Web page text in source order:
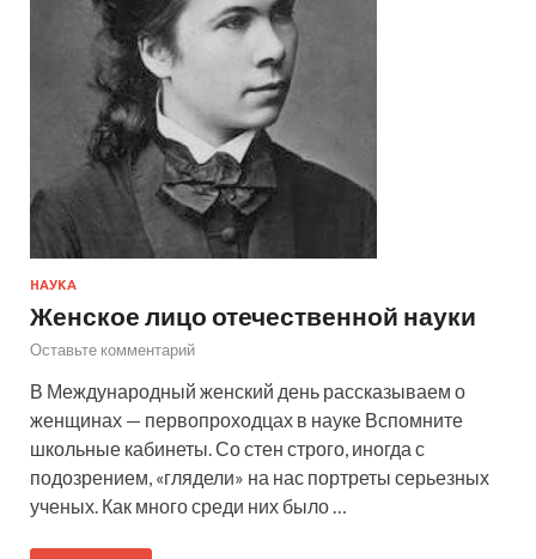
НАУКА
Женское лицо отечественной науки
Оставьте комментарий
В Международный женский день рассказываем о
женщинах — первопроходцах в науке Вспомните
школьные кабинеты. Со стен строго, иногда с
подозрением, «глядели» на нас портреты серьезных
ученых. Как много среди них было …